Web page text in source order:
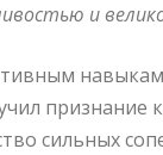
и
признание
сильных